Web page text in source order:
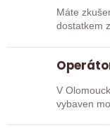
Máte
dostatkem
V